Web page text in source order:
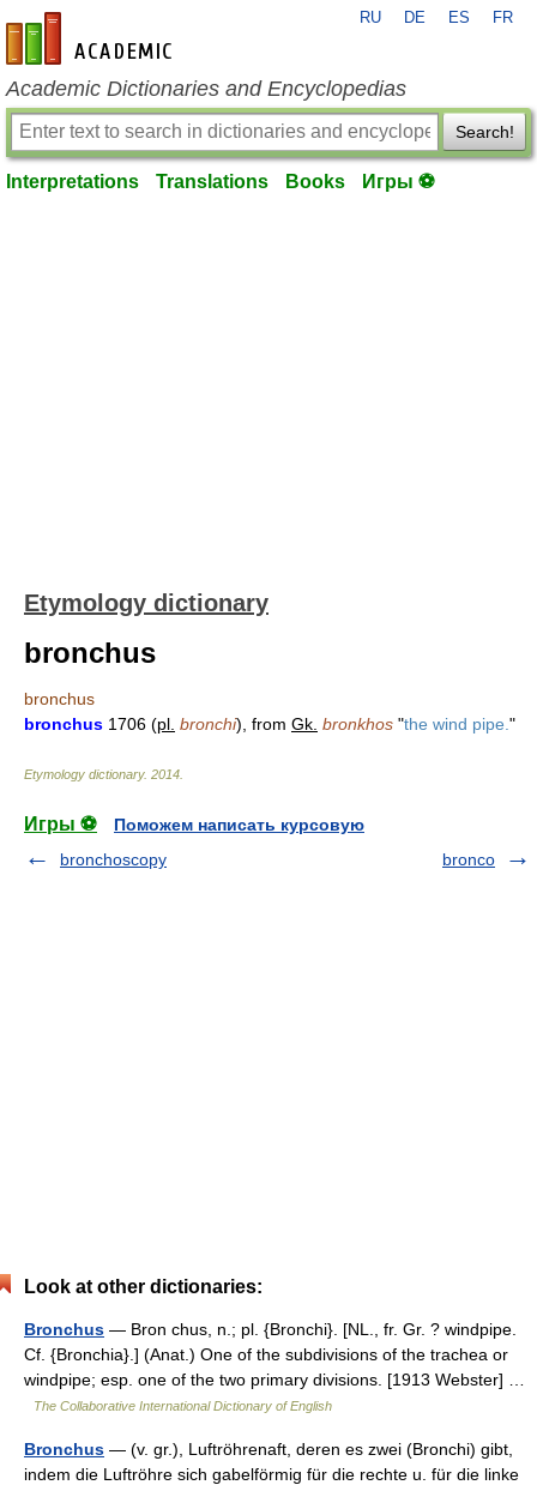
en-academic.com
RU DE ES FR
Academic Dictionaries and Encyclopedias
Search!
Interpretations Translations Books Игры ⚽
Etymology dictionary
bronchus
bronchus
bronchus 1706 (pl. bronchi), from Gk. bronkhos "the wind pipe. "
Etymology dictionary. 2014
Игры ⚽
Поможем написать курсовую
bronchoscopy
bronco
Look at other dictionaries:
Bronchus — Bron chus, n.; pl. {Bronchi}. [NL., fr. Gr. ? windpipe.
Cf. {Bronchia}.] (Anat.) One of the subdivisions of the trachea or
windpipe; esp. one of the two primary divisions. [1913 Webster] …
The Collaborative International Dictionary of English
Bronchus — (v. gr.), Luftröhrenaft, deren es zwei (Bronchi) gibt,
indem die Luftröhre sich gabelförmig für die rechte u. für die linke